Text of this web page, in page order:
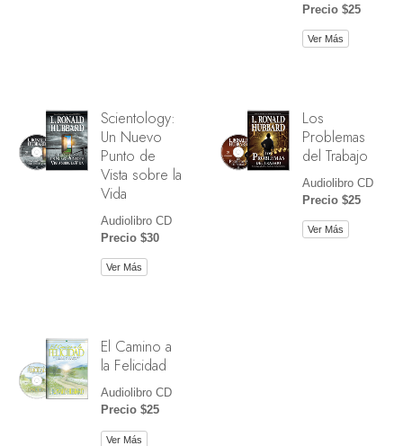
Precio $25
Ver Más
Scientology:
Un Nuevo
Punto de
Vista sobre la
Vida
Audiolibro CD
Precio $30
Ver Más
Los
Problemas
del Trabajo
Audiolibro CD
Precio $25
Ver Más
El Camino a
la Felicidad
Audiolibro CD
Precio $25
Ver Más